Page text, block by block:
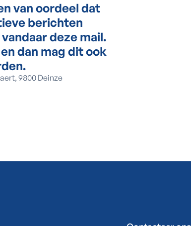
van oordeel dat
berichten
deze mail.
dan mag dit ook
9800 Deinze